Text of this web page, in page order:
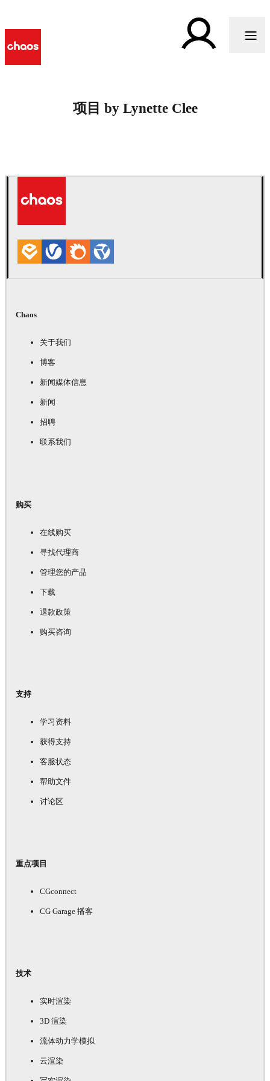
项目 by Lynette Clee
Chaos
关于我们
博客
新闻媒体信息
新闻
招聘
联系我们
购买
在线购买
寻找代理商
管理您的产品
下载
退款政策
购买咨询
支持
学习资料
获得支持
客服状态
帮助文件
讨论区
重点项目
CGconnect
CG Garage 播客
技术
实时渲染
3D 渲染
流体动力学模拟
云渲染